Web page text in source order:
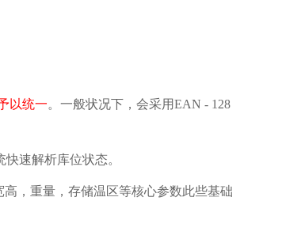
以统一。一般状况下，会采用EAN - 128
速解析库位状态。
，重量，存储温区等核心参数此些基础